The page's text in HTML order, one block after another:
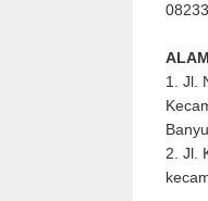
1. Jl.
2. Jl.